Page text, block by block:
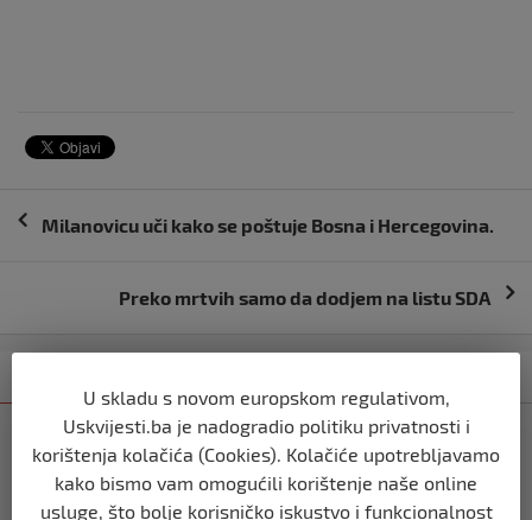
Navigacija
Milanovicu uči kako se poštuje Bosna i Hercegovina.
Preko mrtvih samo da dodjem na listu SDA
USK
KOLIKO LI JE SVJETOVA UBIJENO U
SREBRENICI, VIŠEGRADU, BILJANIMA,
PRIJEDORU, KOZARCU?
U skladu s novom europskom regulativom,
Uskvijesti.ba je nadogradio politiku privatnosti i
korištenja kolačića (Cookies). Kolačiće upotrebljavamo
kako bismo vam omogućili korištenje naše online
usluge, što bolje korisničko iskustvo i funkcionalnost